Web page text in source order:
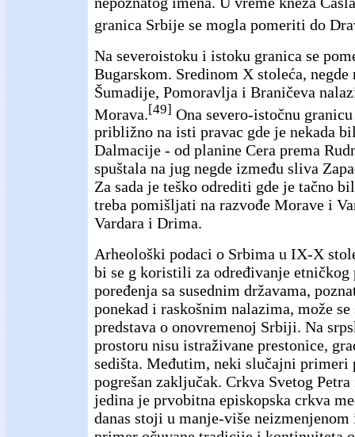
granica Srbije se mogla pomeriti do
Na severoistoku i istoku granica se
Bugarskom. Sredinom X stoleća, negde
Šumadije, Pomoravlja i Braničeva
Morava. [49] Ona severo-istočnu
približno na isti pravac gde je nekada
Dalmacije - od planine Cera prema
spuštala na jug negde između sliva
Za sada je teško odrediti gde je tačno
treba pomišljati na razvođe Morave i
Vardara i Drima.
Arheološki podaci o Srbima u IX-X
bi se g koristili za određivanje etničkog
poređenja sa susednim državama,
ponekad i raskošnim nalazima, može se
predstava o onovremenoj Srbiji. Na
prostoru nisu istraživane prestonice,
sedišta. Međutim, neki slučajni primeri
pogrešan zaključak. Crkva Svetog Petra
jedina je prvobitna episkopska crkva
danas stoji u manje-više